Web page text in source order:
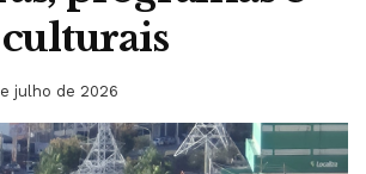
julho de 2026